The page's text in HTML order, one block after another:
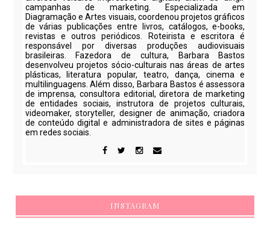
campanhas de marketing. Especializada em
Diagramação e Artes visuais, coordenou projetos gráficos
de várias publicações entre livros, catálogos, e-books,
revistas e outros periódicos. Roteirista e escritora é
responsável por diversas produções audiovisuais
brasileiras. Fazedora de cultura, Barbara Bastos
desenvolveu projetos sócio-culturais nas áreas de artes
plásticas, literatura popular, teatro, dança, cinema e
multilinguagens. Além disso, Barbara Bastos é assessora
de imprensa, consultora editorial, diretora de marketing
de entidades sociais, instrutora de projetos culturais,
videomaker, storyteller, designer de animação, criadora
de conteúdo digital e administradora de sites e páginas
em redes sociais.
INSTAGRAM